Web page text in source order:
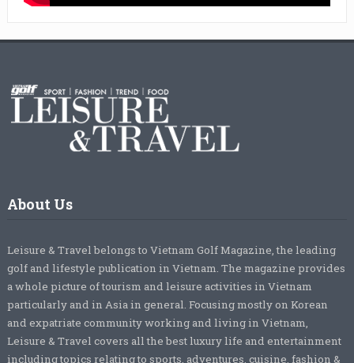
About Us
Leisure & Travel belongs to Vietnam Golf Magazine, the leading
golf and lifestyle publication in Vietnam. The magazine provides
a whole picture of tourism and leisure activities in Vietnam
particularly and in Asia in general. Focusing mostly on Korean
and expatriate community working and living in Vietnam,
Leisure & Travel covers all the best luxury life and entertainment
including topics relating to sports, adventures, cuisine, fashion &